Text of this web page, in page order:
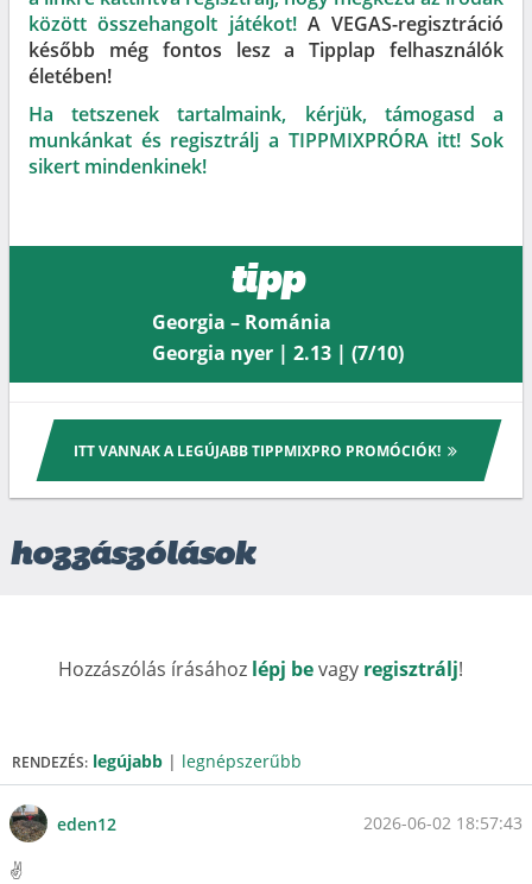
között összehangolt játékot! A VEGAS-regisztráció
később még fontos lesz a Tipplap felhasználók
életében!
Ha tetszenek tartalmaink, kérjük, támogasd a
munkánkat és regisztrálj a TIPPMIXPRÓRA itt! Sok
sikert mindenkinek!
tipp
Georgia – Románia
Georgia nyer | 2.13 | (7/10)
ITT VANNAK A LEGÚJABB TIPPMIXPRO PROMÓCIÓK!
hozzászólások
Hozzászólás írásához lépj bevagy regisztrálj!
RENDEZÉS: legújabb | legnépszerűbb
eden12 2026-06-02 18:57:43
✌️